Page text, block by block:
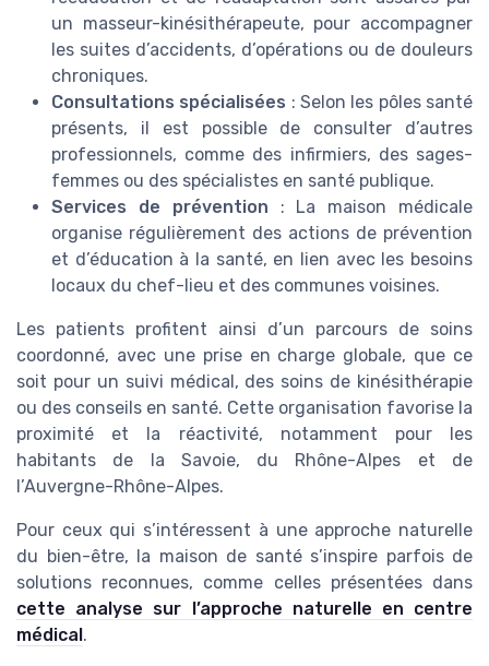
un masseur-kinésithérapeute, pour accompagner
les suites d’accidents, d’opérations ou de douleurs
chroniques.
Consultations spécialisées : Selon les pôles santé
présents, il est possible de consulter d’autres
professionnels, comme des infirmiers, des sages-
femmes ou des spécialistes en santé publique.
Services de prévention : La maison médicale
organise régulièrement des actions de prévention
et d’éducation à la santé, en lien avec les besoins
locaux du chef-lieu et des communes voisines.
Les patients profitent ainsi d’un parcours de soins
coordonné, avec une prise en charge globale, que ce
soit pour un suivi médical, des soins de kinésithérapie
ou des conseils en santé. Cette organisation favorise la
proximité et la réactivité, notamment pour les
habitants de la Savoie, du Rhône-Alpes et de
l’Auvergne-Rhône-Alpes.
Pour ceux qui s’intéressent à une approche naturelle
du bien-être, la maison de santé s’inspire parfois de
solutions reconnues, comme celles présentées dans
cette analyse sur l’approche naturelle en centre
médical.